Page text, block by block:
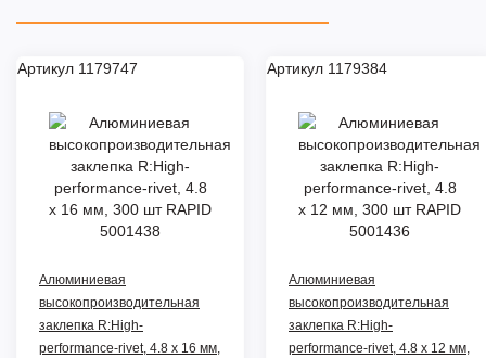
Артикул 1179747
Алюминиевая
высокопроизводительная
заклепка R:High-
performance-rivet, 4.8 х 16 мм,
Артикул 1179384
Алюминиевая
высокопроизводительная
заклепка R:High-
performance-rivet, 4.8 х 12 мм,